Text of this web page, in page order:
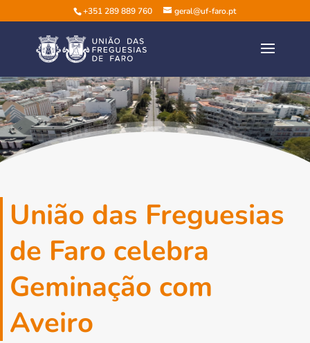
+351 289 889 760 geral@uf-faro.pt
União das Freguesias
de Faro celebra
Geminação com
Aveiro